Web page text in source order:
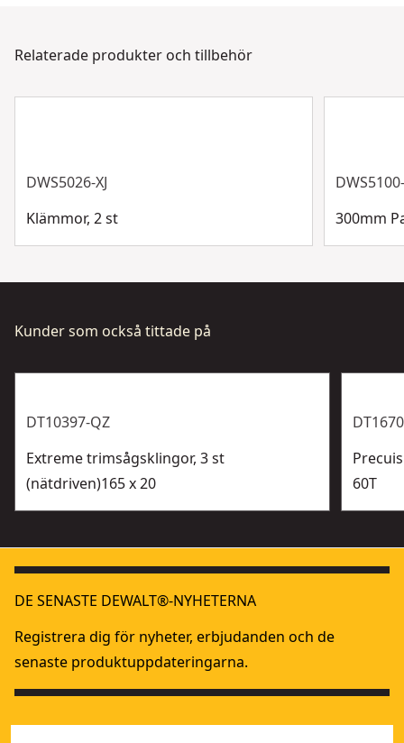
Bladtyp
Kundsupport
Relaterade produkter och tillbehör
DWS5026-XJ
Klämmor, 2 st
300mm
Kunder som också tittade på
DT10397-QZ
Extreme trimsågsklingor, 3 st
(nätdriven)165 x 20
60T
DE SENASTE DEWALT®-NYHETERNA
Registrera dig för nyheter, erbjudanden och de
senaste produktuppdateringarna.